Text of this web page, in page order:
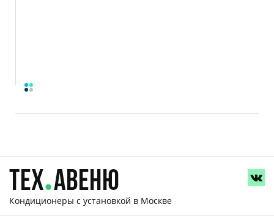
Кондиционеры с установкой в Москве